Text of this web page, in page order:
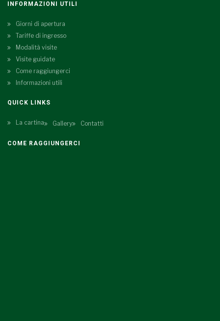
INFORMAZIONI UTILI
Giorni di apertura
Tariffe di ingresso
Modalità visite
Visite guidate
Come raggiungerci
Informazioni utili
QUICK LINKS
La cartina Gallery Contatti
COME RAGGIUNGERCI